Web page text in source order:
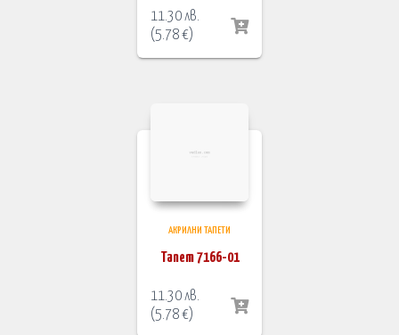
11.30лв.
(5.78€)
АКРИЛНИ ТАПЕТИ
Тапет 7166-01
11.30лв.
(5.78€)